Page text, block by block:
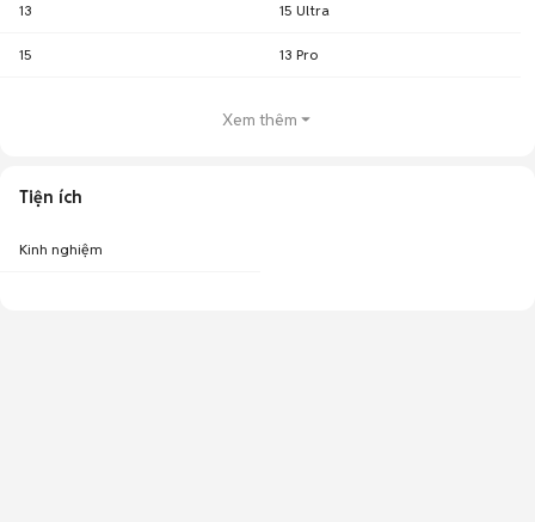
13 15 Ultra
15 13 Pro
Xem thêm
Tiện ích
Kinh nghiệm